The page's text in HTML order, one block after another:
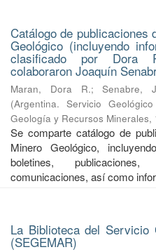
Catálogo de publicaciones
Geológico (incluyendo
clasificado por Dora
colaboraron Joaquín
Maran, Dora R.;Senabre,
(Argentina. Servicio
Geología y Recursos Minerales,
Se comparte catálogo de
Minero Geológico,
boletines,
comunicaciones, así como
La Biblioteca del Servicio
(SEGEMAR)